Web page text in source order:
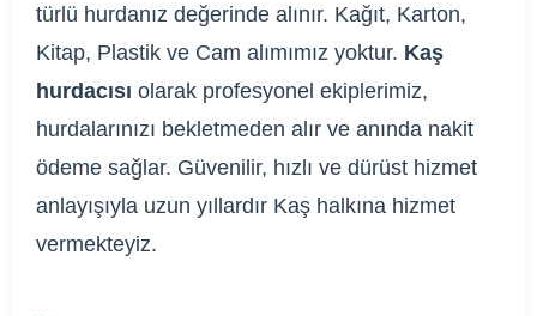
türlü hurdanız değerinde alınır. Kağıt, Karton,
Kitap, Plastik ve Cam alımımız yoktur. Kaş
hurdacısı olarak profesyonel ekiplerimiz,
hurdalarınızı bekletmeden alır ve anında nakit
ödeme sağlar. Güvenilir, hızlı ve dürüst hizmet
anlayışıyla uzun yıllardır Kaş halkına hizmet
vermekteyiz.